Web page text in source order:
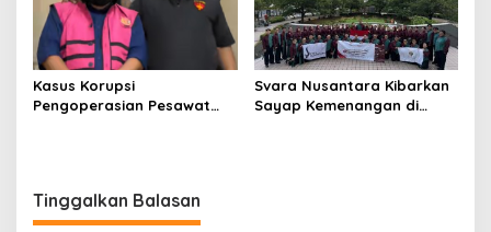
Kasus Korupsi
Pengoperasian Pesawat
Svara Nusantara Kibarkan
Sayap Kemenangan di
Tinggalkan Balasan